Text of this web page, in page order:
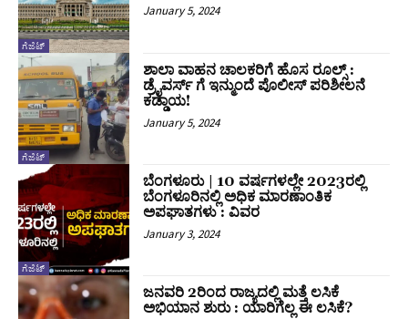
ಗೆಜೆಟ್
January 5, 2024
ಗೆಜೆಟ್
ಶಾಲಾ ವಾಹನ ಚಾಲಕರಿಗೆ ಹೊಸ ರೂಲ್ಸ್ :
ಡ್ರೈವರ್ಸ್ ಗೆ ಇನ್ಮುಂದೆ ಪೊಲೀಸ್ ಪರಿಶೀಲನೆ
ಕಡ್ಡಾಯ!
January 5, 2024
ಗೆಜೆಟ್
ಬೆಂಗಳೂರು | 10 ವರ್ಷಗಳಲ್ಲೇ 2023ರಲ್ಲಿ
ಬೆಂಗಳೂರಿನಲ್ಲಿ ಅಧಿಕ ಮಾರಣಾಂತಿಕ
ಅಪಘಾತಗಳು : ವಿವರ
January 3, 2024
ಜನವರಿ 2ರಿಂದ ರಾಜ್ಯದಲ್ಲಿ ಮತ್ತೆ ಲಸಿಕೆ
ಅಭಿಯಾನ ಶುರು : ಯಾರಿಗೆಲ್ಲ ಈ ಲಸಿಕೆ?